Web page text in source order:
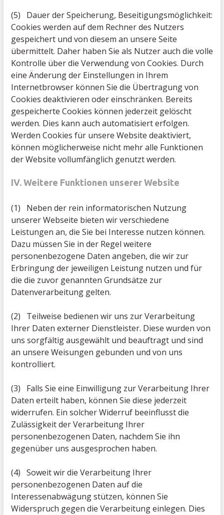
(5) Dauer der Speicherung, Beseitigungsmöglichkeit:
Cookies werden auf dem Rechner des Nutzers
gespeichert und von diesem an unsere Seite
übermittelt. Daher haben Sie als Nutzer auch die volle
Kontrolle über die Verwendung von Cookies. Durch
eine Änderung der Einstellungen in Ihrem
Internetbrowser können Sie die Übertragung von
Cookies deaktivieren oder einschränken. Bereits
gespeicherte Cookies können jederzeit gelöscht
werden. Dies kann auch automatisiert erfolgen.
Werden Cookies für unsere Website deaktiviert,
können möglicherweise nicht mehr alle Funktionen
der Website vollumfänglich genutzt werden.
IV. Weitere Funktionen unserer Website
(1) Neben der rein informatorischen Nutzung
unserer Webseite bieten wir verschiedene
Leistungen an, die Sie bei Interesse nutzen können.
Dazu müssen Sie in der Regel weitere
personenbezogene Daten angeben, die wir zur
Erbringung der jeweiligen Leistung nutzen und für
die die zuvor genannten Grundsätze zur
Datenverarbeitung gelten.
(2) Teilweise bedienen wir uns zur Verarbeitung
Ihrer Daten externer Dienstleister. Diese wurden von
uns sorgfältig ausgewählt und beauftragt und sind
an unsere Weisungen gebunden und von uns
kontrolliert.
(3) Falls Sie eine Einwilligung zur Verarbeitung Ihrer
Daten erteilt haben, können Sie diese jederzeit
widerrufen. Ein solcher Widerruf beeinflusst die
Zulässigkeit der Verarbeitung Ihrer
personenbezogenen Daten, nachdem Sie ihn
gegenüber uns ausgesprochen haben.
(4) Soweit wir die Verarbeitung Ihrer
personenbezogenen Daten auf die
Interessenabwägung stützen, können Sie
Widerspruch gegen die Verarbeitung einlegen. Dies